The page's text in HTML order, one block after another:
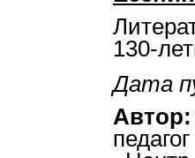
130-
Дата
Автор: